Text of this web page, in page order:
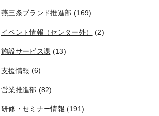
燕三条ブランド推進部 (169)
イベント情報（センター外） (2)
施設サービス課 (13)
支援情報 (6)
営業推進部 (82)
研修・セミナー情報 (191)